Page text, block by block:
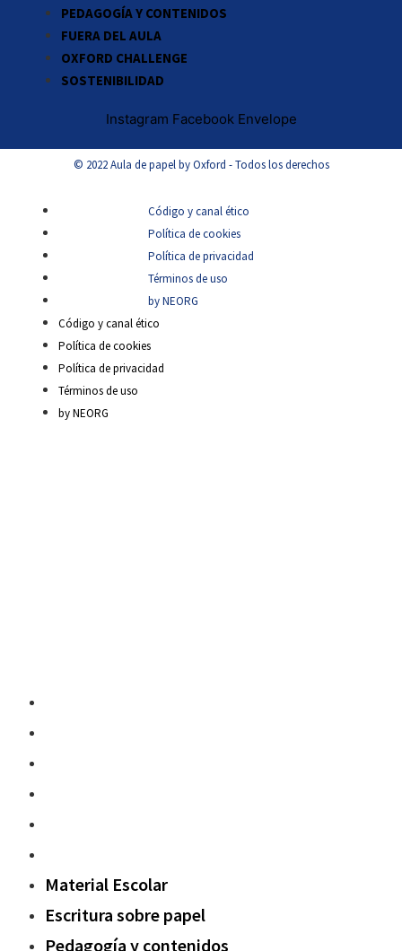
PEDAGOGÍA Y CONTENIDOS
FUERA DEL AULA
OXFORD CHALLENGE
SOSTENIBILIDAD
Instagram Facebook Envelope
© 2022 Aula de papel by Oxford - Todos los derechos
Código y canal ético
Política de cookies
Política de privacidad
Términos de uso
by NEORG
Código y canal ético
Política de cookies
Política de privacidad
Términos de uso
by NEORG
Material Escolar
Escritura sobre papel
Pedagogía y contenidos